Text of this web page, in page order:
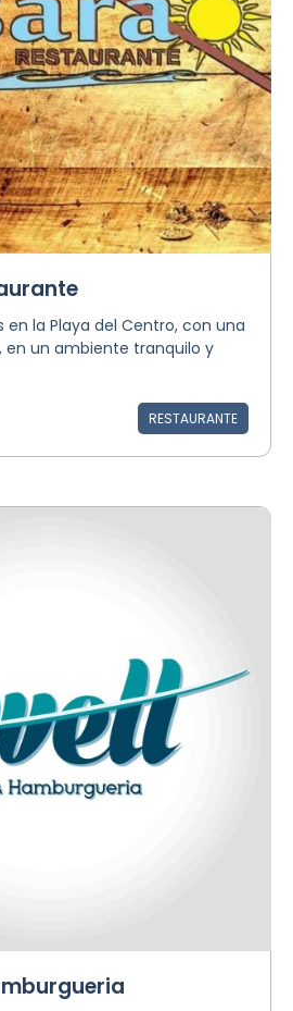
en la Playa del Centro, con una
en un ambiente tranquilo y
RESTAURANTE